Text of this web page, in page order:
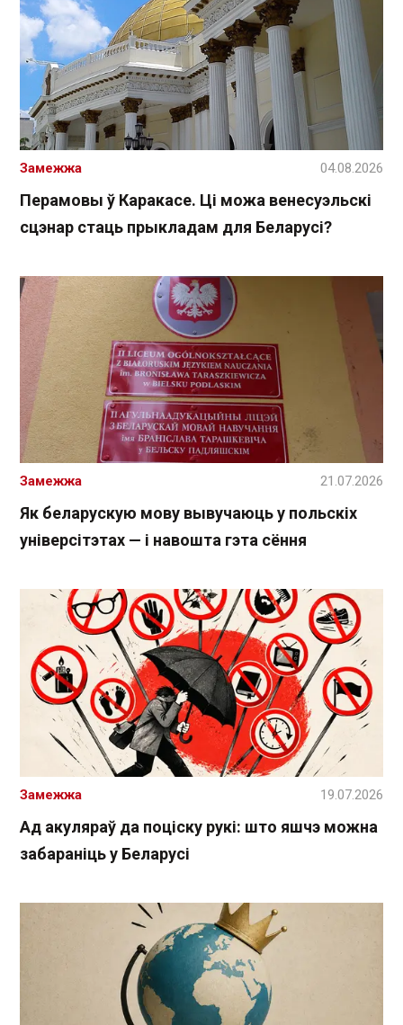
Перамовы ў Каракасе. Ці можа венесуэльскі
сцэнар стаць прыкладам для Беларусі?
Замежжа 04.08.2026
Як беларускую мову вывучаюць у польскіх
універсітэтах — і навошта гэта сёння
Замежжа 21.07.2026
Ад акуляраў да поціску рукі: што яшчэ можна
забараніць у Беларусі
Замежжа 19.07.2026